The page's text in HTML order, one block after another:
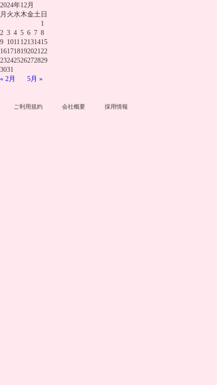
2024年12月
月 火水木金土 日
« 2月 5月 »
1
2 3 4 5 6 7 8
9 1011 12131415
16171819202122
23242526272829
3031
ご利用規約 会社概要 採用情報